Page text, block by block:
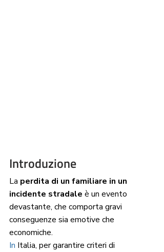
Introduzione
La perdita di un familiare in un
incidente stradale è un evento
devastante, che comporta gravi
conseguenze sia emotive che
economiche.
In Italia, per garantire criteri di